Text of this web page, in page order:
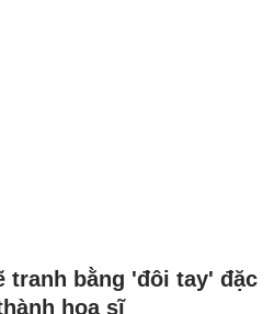
tranh bằng 'đôi tay' đặc
họa sĩ